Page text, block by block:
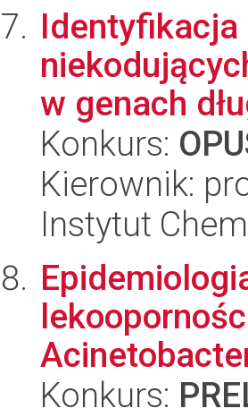
w genach
Konkurs:
Kierownik:
Instytut
Konkurs: